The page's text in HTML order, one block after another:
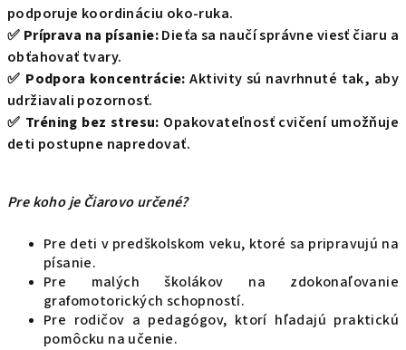
podporuje koordináciu oko-ruka.
✅ Príprava na písanie:Dieťa sa naučí správne viesť čiaru a
obťahovať tvary.
✅ Podpora koncentrácie: Aktivity sú navrhnuté tak, aby
udržiavali pozornosť.
✅ Tréning bez stresu: Opakovateľnosť cvičení umožňuje
deti postupne napredovať.
Pre koho je Čiarovo určené?
Pre deti v predškolskom veku, ktoré sa pripravujú na
písanie.
Pre malých školákov na zdokonaľovanie
grafomotorických schopností.
Pre rodičov a pedagógov, ktorí hľadajú praktickú
pomôcku na učenie.